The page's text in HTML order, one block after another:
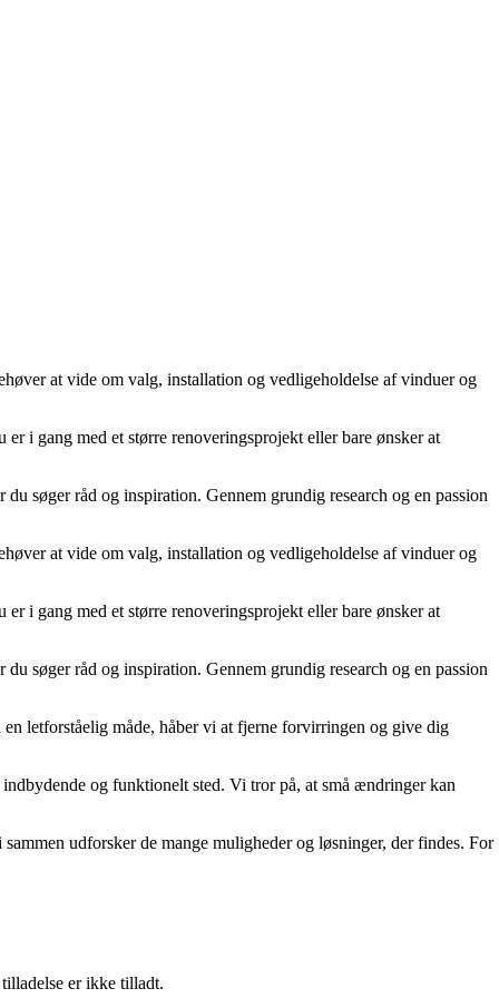
at vide om valg, installation og vedligeholdelse af vinduer og
i gang med et større renoveringsprojekt eller bare ønsker at
søger råd og inspiration. Gennem grundig research og en passion
at vide om valg, installation og vedligeholdelse af vinduer og
i gang med et større renoveringsprojekt eller bare ønsker at
søger råd og inspiration. Gennem grundig research og en passion
letforståelig måde, håber vi at fjerne forvirringen og give dig
og funktionelt sted. Vi tror på, at små ændringer kan
udforsker de mange muligheder og løsninger, der findes. For
er ikke tilladt.